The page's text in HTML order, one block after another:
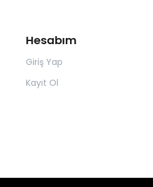
Hesabım
Giriş Yap
Kayıt Ol